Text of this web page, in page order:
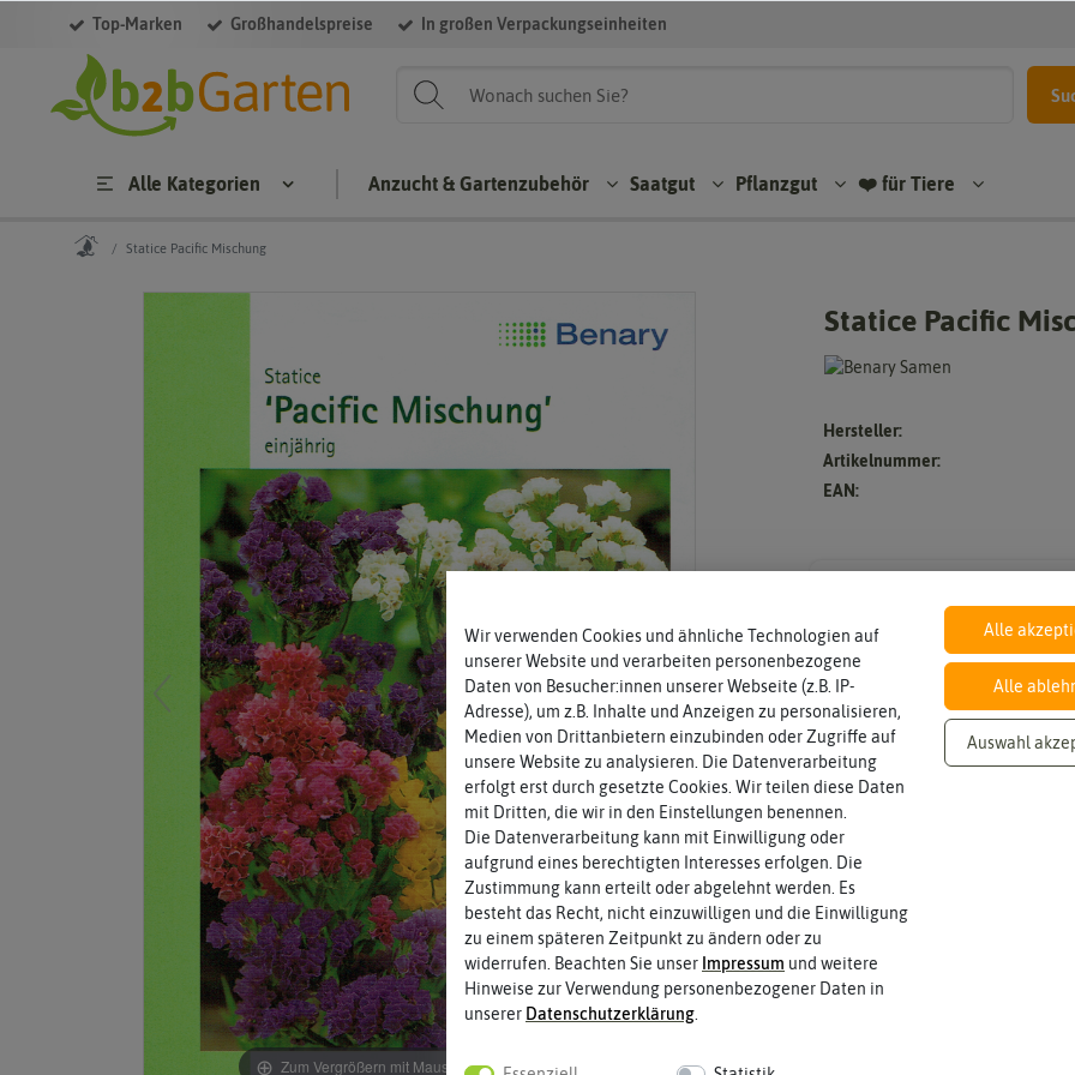
Top-Marken Großhandelspreise In großen Verpackungseinheiten
Alle Kategorien Anzucht & Gartenzubehör Saatgut Pflanzgut ❤️ für Tiere
Statice Pacific Mischung
Zum Vergrößern mit Maus über das Bild fahren
Statice Pacific
Hersteller:
Artikelnummer:
EAN:
Samen für ca. 50 PflanzenWie viel ist enthalten
Lebensdauer
mehrjährig
Pflanzen werden kategorisiert in:
zweijährig oder mehrjährig.
Wir verwenden Cookies und ähnliche Technologien auf
unserer Website und verarbeiten personenbezogene
Daten von Besucher:innen unserer Webseite (z.B. IP-
Adresse), um z.B. Inhalte und Anzeigen zu personalisieren,
Medien von Drittanbietern einzubinden oder Zugriffe auf
unsere Website zu analysieren. Die Datenverarbeitung
erfolgt erst durch gesetzte Cookies. Wir teilen diese Daten
mit Dritten, die wir in den Einstellungen benennen.
Die Datenverarbeitung kann mit Einwilligung oder
aufgrund eines berechtigten Interesses erfolgen. Die
Zustimmung kann erteilt oder abgelehnt werden. Es
besteht das Recht, nicht einzuwilligen und die Einwilligung
zu einem späteren Zeitpunkt zu ändern oder zu
widerrufen. Beachten Sie unser Impressum und weitere
Hinweise zur Verwendung personenbezogener Daten in
unserer Daten­schutz­erklärung
Alle
Alle
Auswahl